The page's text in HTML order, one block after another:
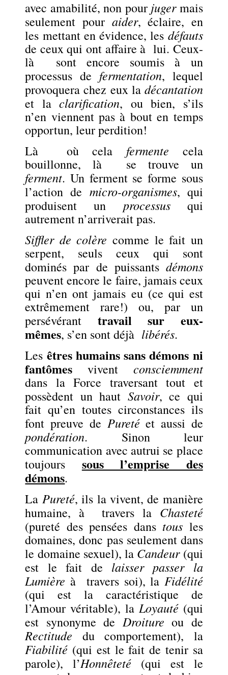
avec amabilité, non pour jugermais
seulement pour aider, éclaire, en
les mettant en évidence, les défauts
de ceux qui ont affaire à lui. Ceux-
là sont encore soumis à un
processus de fermentation, lequel
provoquera chez eux la décantation
et laclarification, ou bien, s’ils
n’en viennent pas à bout en temps
opportun, leur perdition!
Là où cela fermente cela
bouillonne, là se trouve un
ferment. Un ferment se forme sous
l’action de micro-organismes, qui
produisent un processusqui
autrement n’arriverait pas.
Siffler de colère comme le fait un
serpent, seuls ceux qui sont
dominés par de puissants démons
peuvent encore le faire, jamais ceux
qui n’en ont jamais eu (ce qui est
extrêmement rare!) ou, par un
persévérant travail sur eux-
mêmes, s’en sont déjà libérés.
Les êtres humains sans démons ni
fantômes vivent consciemment
dans la Force traversant tout et
possèdent un haut Savoir, ce qui
fait qu’en toutes circonstances ils
font preuve de Puretéet aussi de
pondération. Sinon leur
communication avec autrui se place
toujours sous l’emprise des
démons.
La Pureté, ils la vivent, de manière
humaine, à travers la Chasteté
(pureté des pensées dans tous les
domaines, donc pas seulement dans
le domaine sexuel), la Candeur(qui
est le fait de laisser passer la
Lumière à travers soi), la Fidélité
(qui est la caractéristique de
l’Amour véritable), la Loyauté(qui
est synonyme de Droiture ou de
Rectitude du comportement), la
Fiabilité (qui est le fait de tenir sa
parole), l’Honnêteté (qui est le